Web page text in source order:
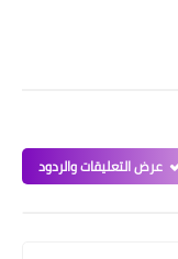
عرض التعليقات والردود